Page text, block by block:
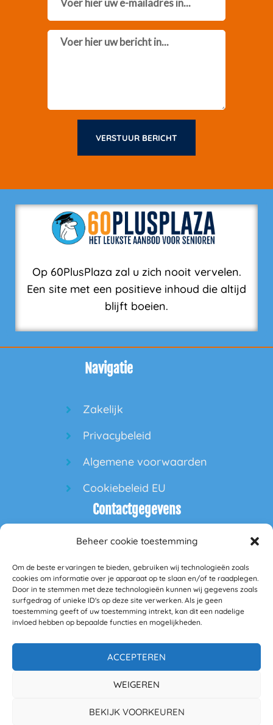
Beheer cookie toestemming
Om de beste ervaringen te bieden, gebruiken wij technologieën zoals
cookies om informatie over je apparaat op te slaan en/of te raadplegen.
Door in te stemmen met deze technologieën kunnen wij gegevens zoals
surfgedrag of unieke ID's op deze site verwerken. Als je geen
toestemming geeft of uw toestemming intrekt, kan dit een nadelige
invloed hebben op bepaalde functies en mogelijkheden.
ACCEPTEREN
WEIGEREN
BEKIJK VOORKEUREN
Message
VERSTUUR BERICHT
Op 60PlusPlaza zal u zich nooit vervelen.
Een site met een positieve inhoud die altijd
blijft boeien.
Navigatie
Zakelijk
Privacybeleid
Algemene voorwaarden
Cookiebeleid EU
Contactgegevens
Hofdeal 160
5664GS Geldrop
info@60plusplaza.nl
BANK: NL23RABO0349285098
BTW nummer NL861169931B01